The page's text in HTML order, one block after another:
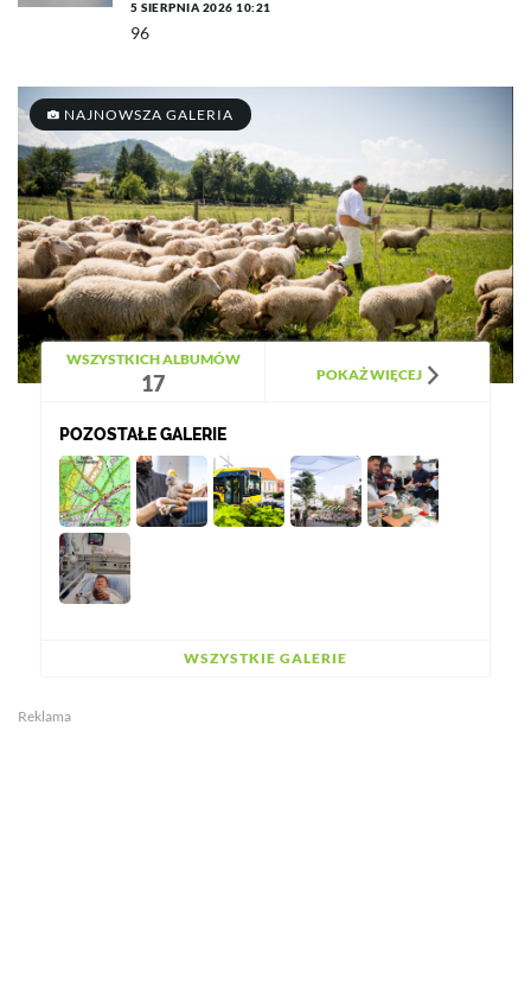
5 SIERPNIA 2026 10:21
96
NAJNOWSZA GALERIA
WSZYSTKICH ALBUMÓW
17 POKAŻ WIĘCEJ
POZOSTAŁE GALERIE
WSZYSTKIE GALERIE
Reklama